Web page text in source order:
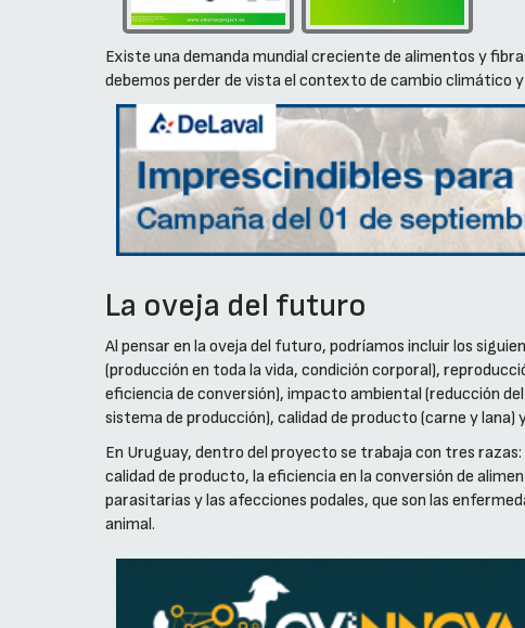
Existe una demanda mundial creciente de alimentos y
debemos perder de vista el contexto de cambio climático
La oveja del futuro
Al pensar en la oveja del futuro, podríamos incluir los
(producción en toda la vida, condición corporal),
eficiencia de conversión), impacto ambiental (reducción
sistema de producción), calidad de producto (carne y
En Uruguay, dentro del proyecto se trabaja con tres
calidad de producto, la eficiencia en la conversión de
parasitarias y las afecciones podales, que son las
animal.